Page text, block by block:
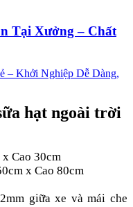
Tại Xưởng – Chất
hạt ngoài trời
Cao 30cm
x Cao 80cm
giữa xe và mái che